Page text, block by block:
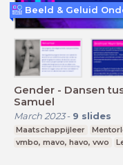
Gender - Dansen
Samuel
March 2023- 9 slides
Maatschappijleer
vmbo, mavo, havo, vwo
Beeld & Geluid